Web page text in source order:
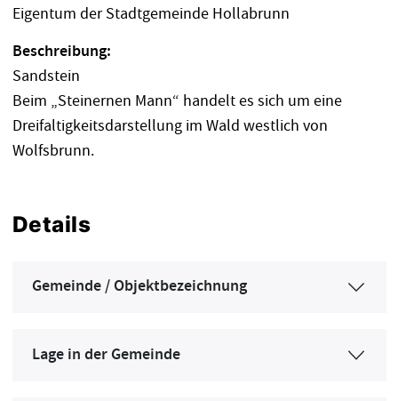
Eigentum der Stadtgemeinde Hollabrunn
Beschreibung:
Sandstein
Beim „Steinernen Mann“ handelt es sich um eine
Dreifaltigkeitsdarstellung im Wald westlich von
Wolfsbrunn.
Details
Gemeinde / Objektbezeichnung
Lage in der Gemeinde